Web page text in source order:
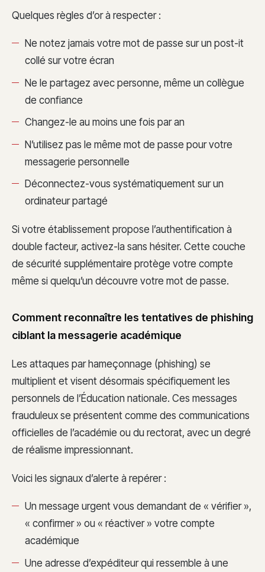
Quelques règles d’or à respecter :
Ne notez jamais votre mot de passe sur un post-it
collé sur votre écran
Ne le partagez avec personne, même un collègue
de confiance
Changez-le au moins une fois par an
N’utilisez pas le même mot de passe pour votre
messagerie personnelle
Déconnectez-vous systématiquement sur un
ordinateur partagé
Si votre établissement propose l’authentification à
double facteur, activez-la sans hésiter. Cette couche
de sécurité supplémentaire protège votre compte
même si quelqu’un découvre votre mot de passe.
Comment reconnaître les tentatives de phishing
ciblant la messagerie académique
Les attaques par hameçonnage (phishing) se
multiplient et visent désormais spécifiquement les
personnels de l’Éducation nationale. Ces messages
frauduleux se présentent comme des communications
officielles de l’académie ou du rectorat, avec un degré
de réalisme impressionnant.
Voici les signaux d’alerte à repérer :
Un message urgent vous demandant de « vérifier »,
« confirmer » ou « réactiver » votre compte
académique
Une adresse d’expéditeur qui ressemble à une